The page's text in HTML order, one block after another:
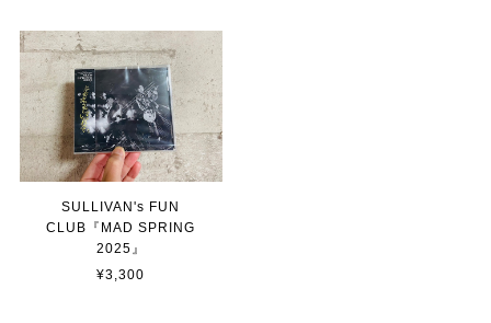
SULLIVAN's FUN
CLUB『MAD SPRING
2025』
¥3,300